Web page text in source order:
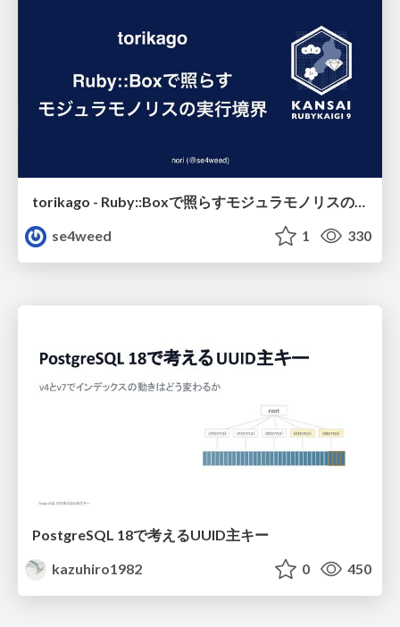
torikago - Ruby::Boxで照らすモジュラモノリスの実行境界
se4weed
1 330
PostgreSQL 18で考えるUUID主キー
kazuhiro1982
0 450